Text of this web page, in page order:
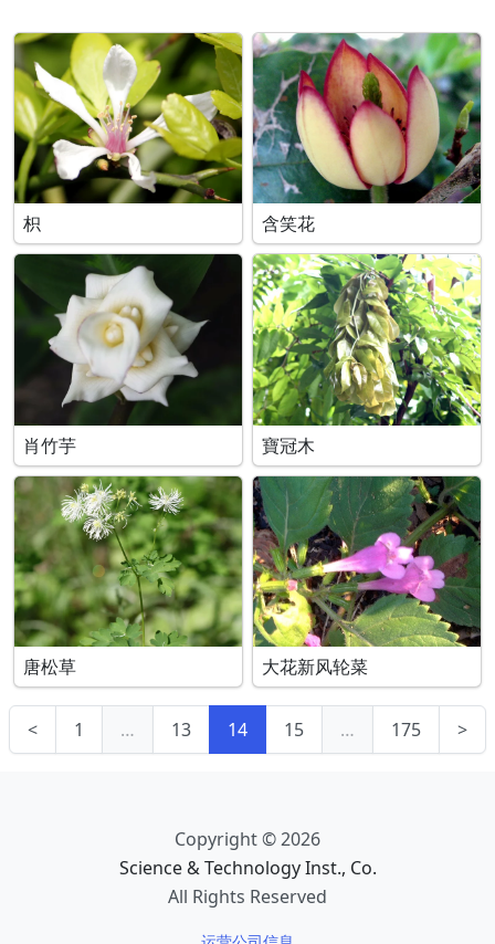
枳 含笑花
肖竹芋 寶冠木
唐松草 大花新风轮菜
< 1 … 13 14 15 … 175 >
Copyright © 2026
Science & Technology Inst., Co.
All Rights Reserved